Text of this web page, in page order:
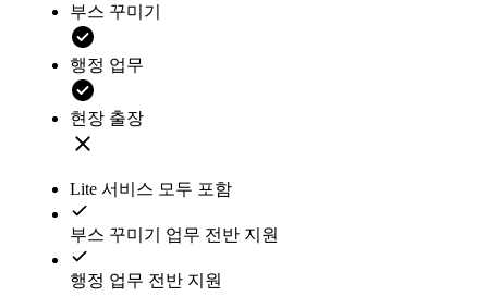
부스 꾸미기
행정 업무
현장 출장
Lite 서비스 모두 포함
부스 꾸미기 업무 전반 지원
행정 업무 전반 지원